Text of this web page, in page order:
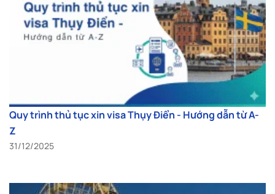
Quy trình thủ tục xin visa Thụy Điển - Hướng dẫn từ A-
Z
31/12/2025